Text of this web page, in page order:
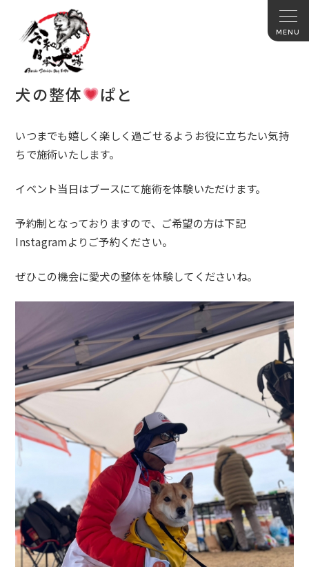
犬の整体 ぱと
いつまでも嬉しく楽しく過ごせるようお役に立ちたい気持
ちで施術いたします。
イベント当日はブースにて施術を体験いただけます。
予約制となっておりますので、 ご希望の方は下記
Instagramよりご予約ください。
ぜひこの機会に愛犬の整体を体験してくださいね。